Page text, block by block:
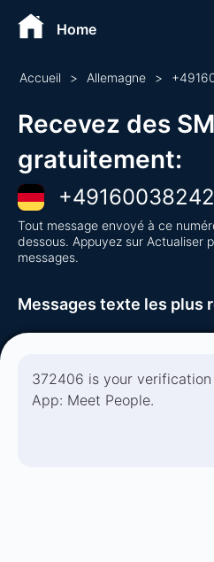
Home
Accueil > Allemagne > +
Recevez des
gratuitement:
+
Tout message envoyé à ce
dessous. Appuyez sur Actualiser
messages.
Messages texte les plus
372406 is your
App: Meet People.